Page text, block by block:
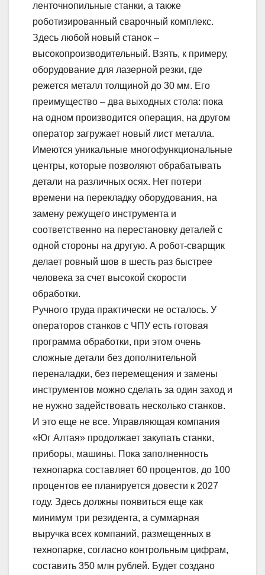
ленточнопильные станки, а также
роботизированный сварочный комплекс.
Здесь любой новый станок –
высокопроизводительный. Взять, к примеру,
оборудование для лазерной резки, где
режется металл толщиной до 30 мм. Его
преимущество – два выходных стола: пока
на одном производится операция, на другом
оператор загружает новый лист металла.
Имеются уникальные многофункциональные
центры, которые позволяют обрабатывать
детали на различных осях. Нет потери
времени на перекладку оборудования, на
замену режущего инструмента и
соответственно на перестановку деталей с
одной стороны на другую. А робот-сварщик
делает ровный шов в шесть раз быстрее
человека за счет высокой скорости
обработки.
Ручного труда практически не осталось. У
операторов станков с ЧПУ есть готовая
программа обработки, при этом очень
сложные детали без дополнительной
переналадки, без перемещения и замены
инструментов можно сделать за один заход и
не нужно задействовать несколько станков.
И это еще не все. Управляющая компания
«Юг Алтая» продолжает закупать станки,
приборы, машины. Пока заполненность
технопарка составляет 60 процентов, до 100
процентов ее планируется довести к 2027
году. Здесь должны появиться еще как
минимум три резидента, а суммарная
выручка всех компаний, размещенных в
технопарке, согласно контрольным цифрам,
составить 350 млн рублей. Будет создано